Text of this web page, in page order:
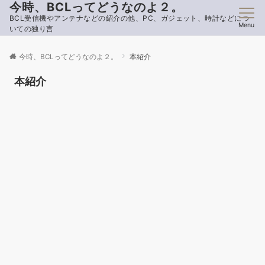
今時、BCLってどうなのよ２。
BCL受信機やアンテナなどの紹介の他、PC、ガジェット、時計などにつ
いての独り言
Menu
今時、BCLってどうなのよ２。 本紹介
本紹介